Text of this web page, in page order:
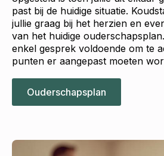
past bij de huidige situatie.
jullie graag bij het herzien en
van het huidige
enkel gesprek voldoende om te
punten er aangepast moeten
Ouderschapsplan